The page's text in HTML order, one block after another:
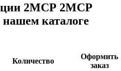
2МСР 2МСР
нашем каталоге
Количество
Оформить
заказ